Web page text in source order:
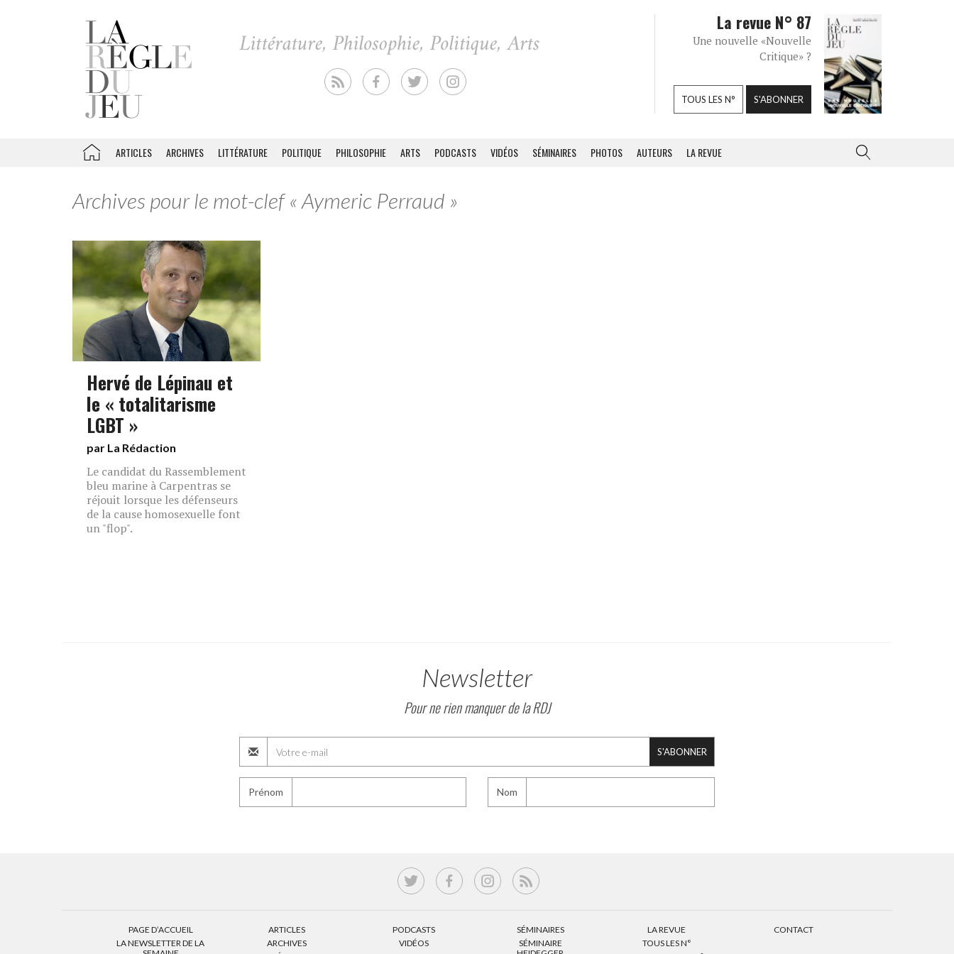
La revue N° 87
Une nouvelle «Nouvelle
Critique» ?
TOUS LES N° S'ABONNER
ARTICLES ARCHIVES LITTÉRATURE POLITIQUE PHILOSOPHIE ARTS PODCASTS VIDÉOS SÉMINAIRES PHOTOS AUTEURS LA REVUE
Archives pour le mot-clef « Aymeric Perraud »
Hervé de Lépinau et
le « totalitarisme
LGBT »
par La Rédaction
Le candidat du Rassemblement
bleu marine à Carpentras se
réjouit lorsque les défenseurs
de la cause homosexuelle font
un "flop".
Newsletter
Pour ne rien manquer de la RDJ
S'ABONNER
Prénom Nom
PAGE D’ACCUEIL
LA NEWSLETTER DE LA
ARTICLES
ARCHIVES
PODCASTS
VIDÉOS
SÉMINAIRES
SÉMINAIRE
LA REVUE
TOUS LES N°
CONTACT